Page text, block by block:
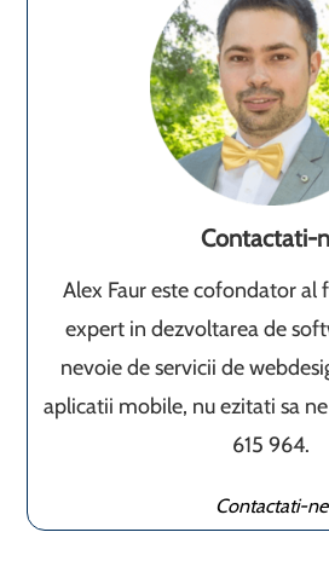
Contactati-
Alex Faur este cofondator al
expert in dezvoltarea de
nevoie de servicii de
aplicatii mobile, nu ezitati sa
615 964.
Contactati-ne